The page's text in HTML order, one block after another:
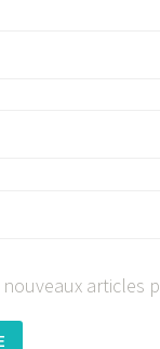
articles